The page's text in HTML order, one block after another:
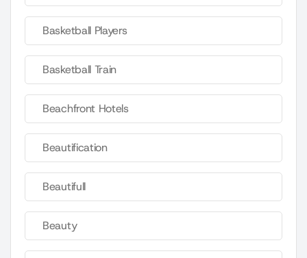
Basketball Players
Basketball Train
Beachfront Hotels
Beautification
Beautifull
Beauty